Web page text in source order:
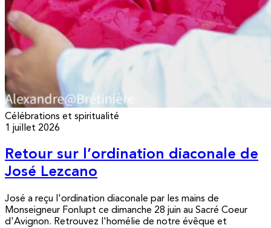
Célébrations et spiritualité
1 juillet 2026
Retour sur l’ordination diaconale de
José Lezcano
José a reçu l'ordination diaconale par les mains de
Monseigneur Fonlupt ce dimanche 28 juin au Sacré Coeur
d'Avignon. Retrouvez l'homélie de notre évêque et